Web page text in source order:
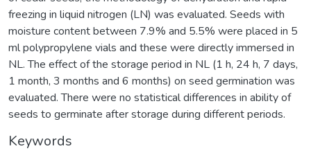
freezing in liquid nitrogen (LN) was evaluated. Seeds with
moisture content between 7.9% and 5.5% were placed in 5
ml polypropylene vials and these were directly immersed in
NL. The effect of the storage period in NL (1 h, 24 h, 7 days,
1 month, 3 months and 6 months) on seed germination was
evaluated. There were no statistical differences in ability of
seeds to germinate after storage during different periods.
Keywords